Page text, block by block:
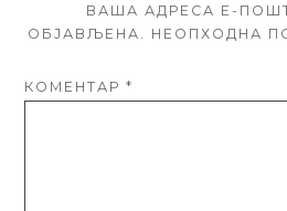
ВАША АДРЕСА Е-
ОБЈАВЉЕНА.
НЕОПХОДНА
КОМЕНТАР*